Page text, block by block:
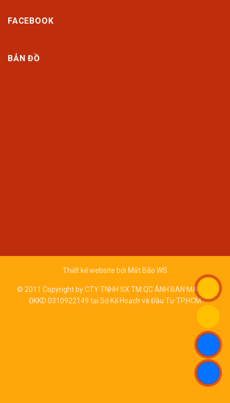
FACEBOOK
BẢN ĐỒ
Thiết kế website bởi Mắt Bão WS
© 2011 Copyright by CTY TNHH SX TM QC ÁNH BAN MAI - Số
ĐKKD 0310922149 tại Sở Kế Hoạch và Đầu Tư TP.HCM